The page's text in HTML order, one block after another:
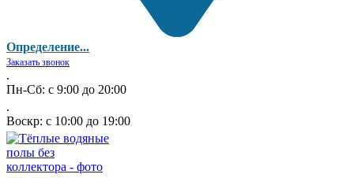
Определение...
Заказать звонок
.
Пн-Сб: с 9:00 до 20:00
.
Воскр: с 10:00 до 19:00